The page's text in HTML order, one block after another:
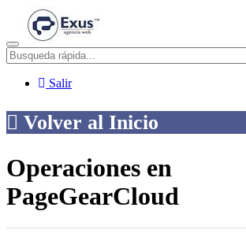
Menú
Salir
Volver al Inicio
Operaciones en
PageGearCloud